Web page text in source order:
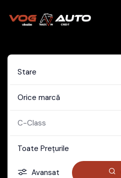
Stare
Orice marcă
C-Class
Toate Prețurile
Avansat